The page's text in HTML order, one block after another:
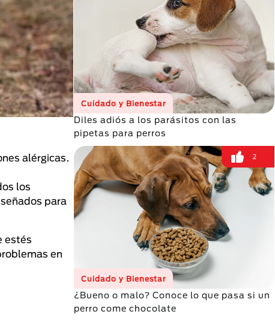
alérgicas.
los
para
estés
en
Cuidado y Bienestar
Diles adiós a los parásitos con las
pipetas para perros
2
Cuidado y Bienestar
¿Bueno o malo? Conoce lo que pasa si un
perro come chocolate